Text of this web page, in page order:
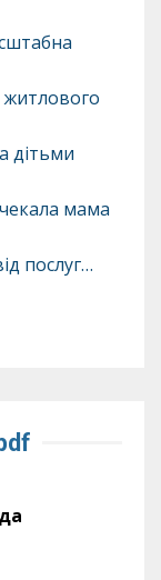
житлового
дітьми
мама
послуг…